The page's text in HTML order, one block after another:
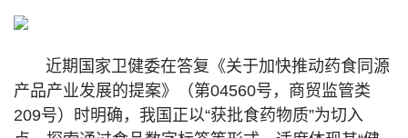
近期国家卫健委在答复《关于加快推动药食同源
产品产业发展的提案》（第04560号，商贸监管类
209号）时明确，我国正以“获批食药物质”为切入